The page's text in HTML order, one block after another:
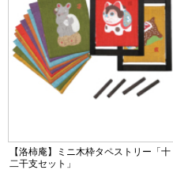
【洛柿庵】ミニ木枠タペストリー「十
二干支セット」